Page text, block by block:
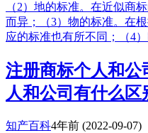
（2）地的标准。在近似商
而异；（3）物的标准。在
应的标准也有所不同；（4
注册商标个人和
人和公司有什么区
知产百科4年前 (2022-09-07)